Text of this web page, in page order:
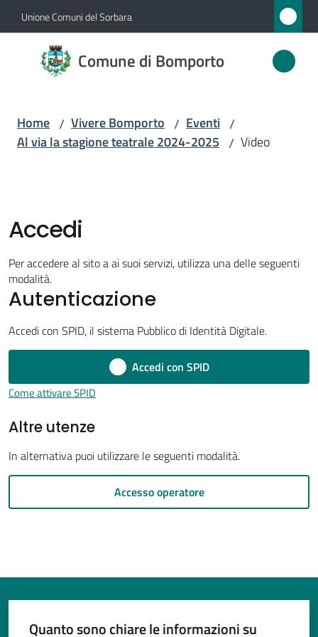
Vai al contenuto
Vai alla navigazione
Vai al footer
Unione Comuni del Sorbara
Comune di Bomporto
Comune
di
Amministrazione
Servizi
Vivere
Bomporto
Tutti
argomenti...
su
Home / Vivere Bomporto / Eventi /
Al via la stagione teatrale 2024-2025 / Video
Accedi
Per accedere al sito a ai suoi servizi, utilizza una delle seguenti
modalità.
Autenticazione
Accedi con SPID, il sistema Pubblico di Identità Digitale.
Accedi con SPID
Come attivare SPID
Altre utenze
In alternativa puoi utilizzare le seguenti modalità.
Accesso operatore
Quanto sono chiare le informazioni su